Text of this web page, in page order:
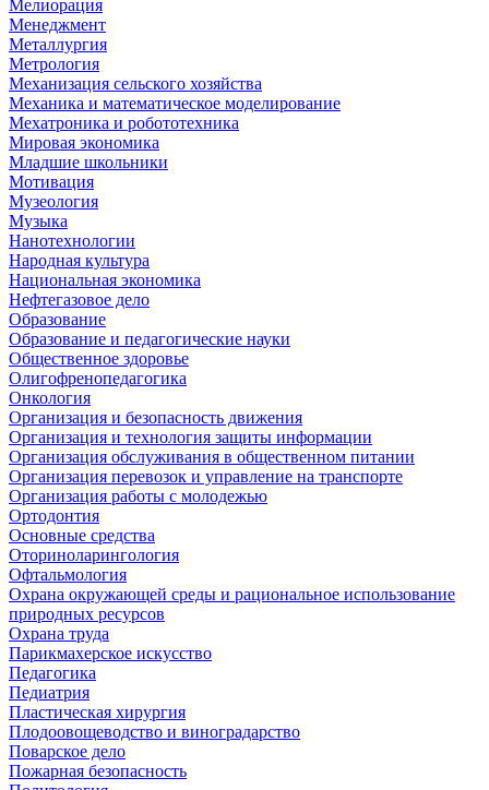
Мелиорация
Менеджмент
Металлургия
Метрология
Механизация сельского хозяйства
Механика и математическое моделирование
Мехатроника и робототехника
Мировая экономика
Младшие школьники
Мотивация
Музеология
Музыка
Нанотехнологии
Народная культура
Национальная экономика
Нефтегазовое дело
Образование
Образование и педагогические науки
Общественное здоровье
Олигофренопедагогика
Онкология
Организация и безопасность движения
Организация и технология защиты информации
Организация обслуживания в общественном питании
Организация перевозок и управление на транспорте
Организация работы с молодежью
Ортодонтия
Основные средства
Оториноларингология
Офтальмология
Охрана окружающей среды и рациональное использование
природных ресурсов
Охрана труда
Парикмахерское искусство
Педагогика
Педиатрия
Пластическая хирургия
Плодоовощеводство и виноградарство
Поварское дело
Пожарная безопасность